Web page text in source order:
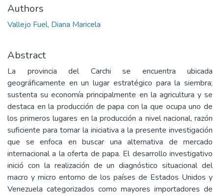
Authors
Vallejo Fuel, Diana Maricela
Abstract
La provincia del Carchi se encuentra ubicada
geográficamente en un lugar estratégico para la siembra;
sustenta su economía principalmente en la agricultura y se
destaca en la producción de papa con la que ocupa uno de
los primeros lugares en la producción a nivel nacional, razón
suficiente para tomar la iniciativa a la presente investigación
que se enfoca en buscar una alternativa de mercado
internacional a la oferta de papa. El desarrollo investigativo
inició con la realización de un diagnóstico situacional del
macro y micro entorno de los países de Estados Unidos y
Venezuela categorizados como mayores importadores de